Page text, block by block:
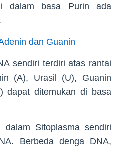
dalam basa Purin ada
dan Guanin
sendiri terdiri atas rantai
(A), Urasil (U), Guanin
dapat ditemukan di basa
Sitoplasma sendiri
Berbeda denga DNA,